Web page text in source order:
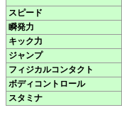
スピード
瞬発力
キック力
ジャンプ
フィジカルコンタクト
ボディコントロール
スタミナ